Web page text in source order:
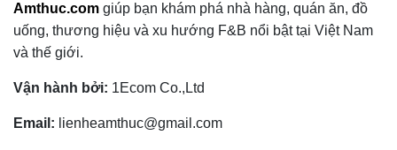
Amthuc.com giúp bạn khám phá nhà hàng, quán ăn, đồ
uống, thương hiệu và xu hướng F&B nổi bật tại Việt Nam
và thế giới.
Vận hành bởi: 1Ecom Co.,Ltd
Email: lienheamthuc@gmail.com